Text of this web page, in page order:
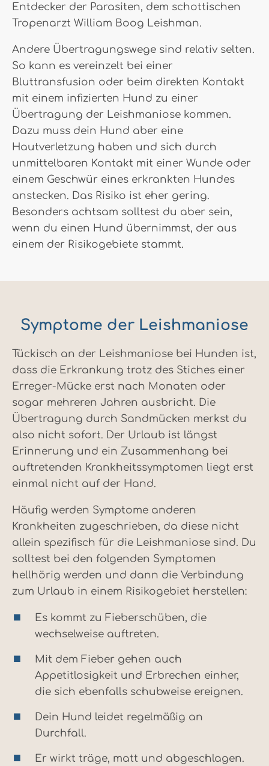
Entdecker der Parasiten, dem schottischen
Tropenarzt William Boog Leishman.
Andere Übertragungswege sind relativ selten.
So kann es vereinzelt bei einer
Bluttransfusion oder beim direkten Kontakt
mit einem infizierten Hund zu einer
Übertragung der Leishmaniose kommen.
Dazu muss dein Hund aber eine
Hautverletzung haben und sich durch
unmittelbaren Kontakt mit einer Wunde oder
einem Geschwür eines erkrankten Hundes
anstecken. Das Risiko ist eher gering.
Besonders achtsam solltest du aber sein,
wenn du einen Hund übernimmst, der aus
einem der Risikogebiete stammt.
Symptome der Leishmaniose
Tückisch an der Leishmaniose bei Hunden ist,
dass die Erkrankung trotz des Stiches einer
Erreger-Mücke erst nach Monaten oder
sogar mehreren Jahren ausbricht. Die
Übertragung durch Sandmücken merkst du
also nicht sofort. Der Urlaub ist längst
Erinnerung und ein Zusammenhang bei
auftretenden Krankheitssymptomen liegt erst
einmal nicht auf der Hand.
Häufig werden Symptome anderen
Krankheiten zugeschrieben, da diese nicht
allein spezifisch für die Leishmaniose sind. Du
solltest bei den folgenden Symptomen
hellhörig werden und dann die Verbindung
zum Urlaub in einem Risikogebiet herstellen:
Es kommt zu Fieberschüben, die
wechselweise auftreten.
Mit dem Fieber gehen auch
Appetitlosigkeit und Erbrechen einher,
die sich ebenfalls schubweise ereignen.
Dein Hund leidet regelmäßig an
Durchfall.
Er wirkt träge, matt und abgeschlagen.